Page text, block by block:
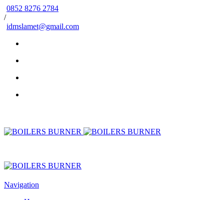
0852 8276 2784
/
idmslamet@gmail.com
Navigation